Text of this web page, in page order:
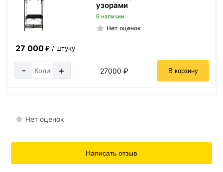
узорами
В наличии
Нет оценок
27 000₽ / штуку
- + 27000 ₽ В корзину
Нет оценок
Написать отзыв